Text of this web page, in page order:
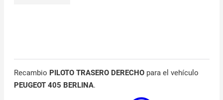
Recambio PILOTO TRASERO DERECHOpara el vehículo
PEUGEOT 405 BERLINA.